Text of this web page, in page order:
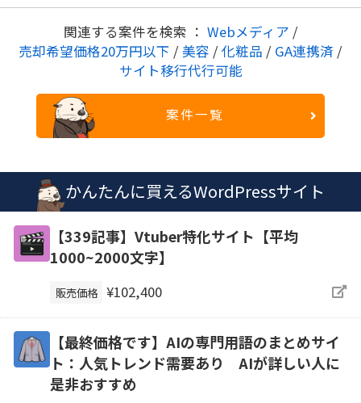
関連する案件を検索 ： Webメディア /
売却希望価格20万円以下 / 美容 / 化粧品 / GA連携済 /
サイト移行代行可能
案件一覧
かんたんに買えるWordPressサイト
【339記事】Vtuber特化サイト【平均
1000~2000文字】
販売価格 ¥102,400
【最終価格です】AIの専門用語のまとめサイ
ト：人気トレンド需要あり AIが詳しい人に
是非おすすめ